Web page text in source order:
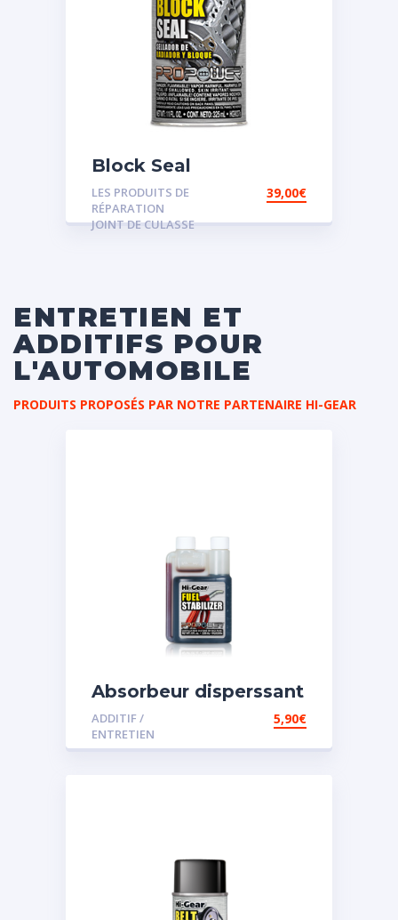
Block Seal
LES PRODUITS DE
RÉPARATION
JOINT DE CULASSE
39,00€
ENTRETIEN ET
ADDITIFS POUR
L'AUTOMOBILE
PRODUITS PROPOSÉS PAR NOTRE PARTENAIRE HI-GEAR
Absorbeur disperssant
d’eau pour carburant
ADDITIF /
ENTRETIEN
5,90€